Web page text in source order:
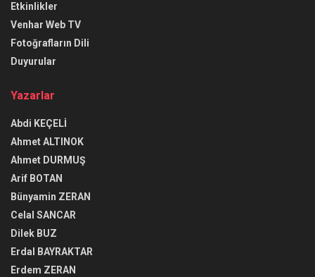
Etkinlikler
Venhar Web TV
Fotoğrafların Dili
Duyurular
Yazarlar
Abdi KEÇELİ
Ahmet ALTINOK
Ahmet DURMUŞ
Arif BOTAN
Bünyamin ZERAN
Celal SANCAR
Dilek BUZ
Erdal BAYRAKTAR
Erdem ZERAN